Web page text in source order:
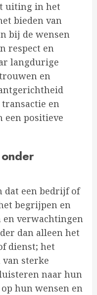
uiting in het
bieden van
bij de wensen
respect en
langdurige
en
en
een positieve
een bedrijf of
begrijpen en
en verwachtingen
dan alleen het
dienst; het
sterke
naar hun
hun wensen en